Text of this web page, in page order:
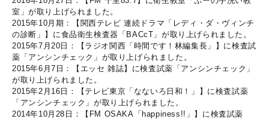
室」が取り上げられました。
2015年10月期：【関西テレビ 連続ドラマ「レディ・ダ・ヴィンチ
の診断」】に食品衛生検査器「BACcT」が取り上げられました。
2015年7月20日：【ラジオ関西「時間です！林編集長」】に検査試
薬「アンシンチェック」が取り上げられました。
2015年6月7日：【エッセ 雑誌】に検査試薬「アンシンチェック」
が取り上げられました。
2015年2月16日：【テレビ東京「なないろ日和！」】に検査試薬
「アンシンチェック」が取り上げられました。
2014年10月28日：【FM OSAKA「happiness!!」】に検査試薬